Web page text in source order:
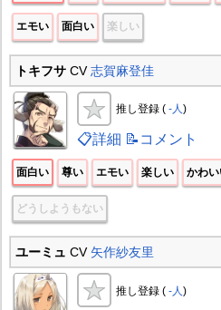
エモい 面白い 楽しい
トキフサCV志賀麻登佳
推し登録 ( -人)
📋詳細 📝コメント
面白い 尊い エモい 楽しい かわい
どうしようもない
ユーミュ CV 矢作紗友里
推し登録 ( -人 )